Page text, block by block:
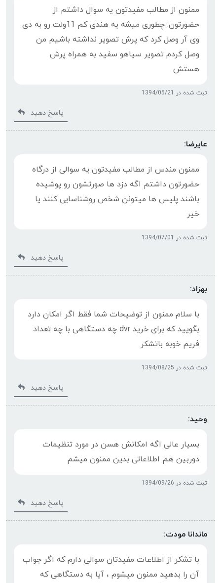
ممنون از مطالب مفیدتون یه سوال داشتم از
حضورتون: چطوری میشه یه هندی کم 11ولت رو به دی
وی آر وصل کرد که پرش تصویر نداشته باشیم من
وصل کردم تصویر سیاهو سفید به همراه پرش
هستش
ثبت شده در 1394/05/21
پاسخ دهید
عایرضا:
ممنون مندس از مطالب مفیدتون یه سوالی از درگاه
حضورتون داشتم اگه دزد ها صورتشون رو پوشیده
باشند پلیس ها میتونن شخص روشناسایی کنند یا
خیر
ثبت شده در 1394/07/01
پاسخ دهید
بهزاد:
با سلام ممنون از توضیحات شما فقط اگر امکان دارد
بگویید که برای خرید dvr چه دستگاهی با چه تعداد
فریم خوبه باتشکر
ثبت شده در 1394/08/25
پاسخ دهید
وحید:
بسیار عالی اگه امکانش هسن در مورد تنظیمات
دوربین هم اطلاعاتی بدین ممنون میشم
ثبت شده در 1394/09/26
پاسخ دهید
ماندانا مودت:
با تشکر از اطلاعات مفیدتان سوالی دارم که اگر جواب
آن را بدهید ممنون میشوم ، آیا به دستگاهی که